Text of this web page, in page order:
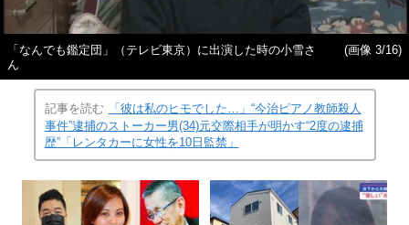
「なんでも鑑定団」（テレビ東京）に出演した時の小雪さ
ん
(画像 3/16)
記事を読む
「彼は私のヒモでした…」“今治ピアノ教師殺人
事件”逮捕のストーカー男(34)元交際相手が明かす“2度の逮捕
歴”「レンタカーに女性を10日監禁」